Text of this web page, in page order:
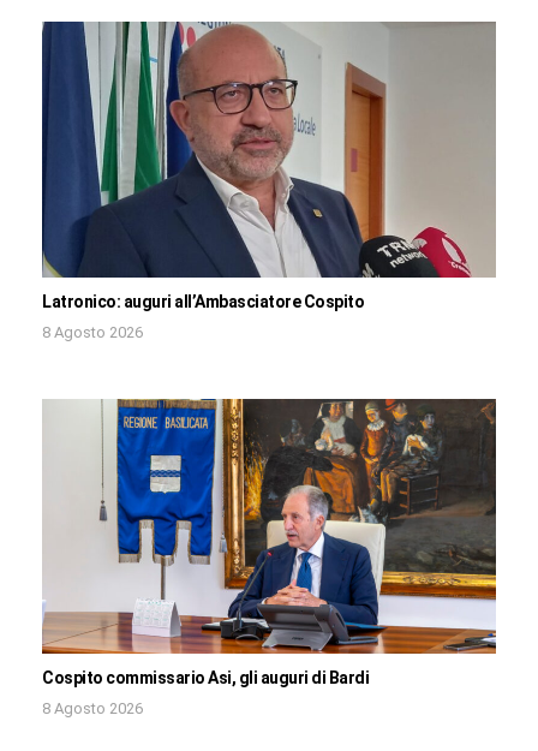
Latronico: auguri all’Ambasciatore Cospito
8 Agosto 2026
Cospito commissario Asi, gli auguri di Bardi
8 Agosto 2026